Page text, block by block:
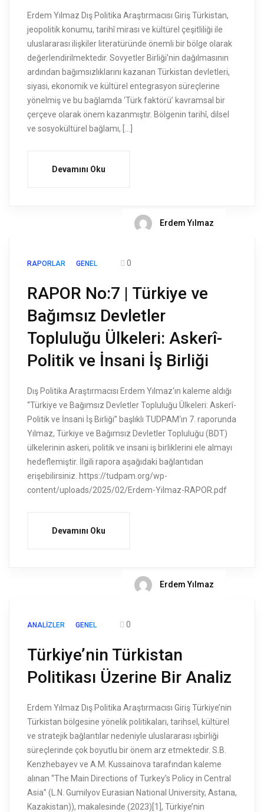
Erdem Yılmaz Dış Politika Araştırmacısı Giriş Türkistan,
jeopolitik konumu, tarihî mirası ve kültürel çeşitliliği ile
uluslararası ilişkiler literatüründe önemli bir bölge olarak
değerlendirilmektedir. Sovyetler Birliği’nin dağılmasının
ardından bağımsızlıklarını kazanan Türkistan devletleri,
siyasi, ekonomik ve kültürel entegrasyon süreçlerine
yönelmiş ve bu bağlamda ‘Türk faktörü’ kavramsal bir
çerçeve olarak önem kazanmıştır. Bölgenin tarihî, dilsel
ve sosyokültürel bağlamı, […]
Devamını Oku
Erdem Yılmaz
RAPORLAR GENEL 0
RAPOR No:7 | Türkiye ve
Bağımsız Devletler
Topluluğu Ülkeleri: Askerî-
Politik ve İnsani İş Birliği
Dış Politika Araştırmacısı Erdem Yılmaz‘ın kaleme aldığı
“Türkiye ve Bağımsız Devletler Topluluğu Ülkeleri: Askerî-
Politik ve İnsani İş Birliği” başlıklı TUDPAM‘ın 7. raporunda
Yılmaz, Türkiye ve Bağımsız Devletler Topluluğu (BDT)
ülkelerinin askeri, politik ve insani iş birliklerini ele almayı
hedeflemiştir. İlgili rapora aşağıdaki bağlantıdan
erişebilirsiniz. https://tudpam.org/wp-
content/uploads/2025/02/Erdem-Yilmaz-RAPOR.pdf
Devamını Oku
Erdem Yılmaz
ANALIZLER GENEL 0
Türkiye’nin Türkistan
Politikası Üzerine Bir Analiz
Erdem Yılmaz Dış Politika Araştırmacısı Giriş Türkiye’nin
Türkistan bölgesine yönelik politikaları, tarihsel, kültürel
ve stratejik bağlantılar nedeniyle uluslararası ışbirliği
süreçlerinde çok boyutlu bir önem arz etmektedir. S.B.
Kenzhebayev ve A.M. Kussainova tarafından kaleme
alınan “The Main Directions of Turkey’s Policy in Central
Asia” (L.N. Gumilyov Eurasian National University, Astana,
Kazakistan)), makalesinde (2023)[1], Türkiye’nin